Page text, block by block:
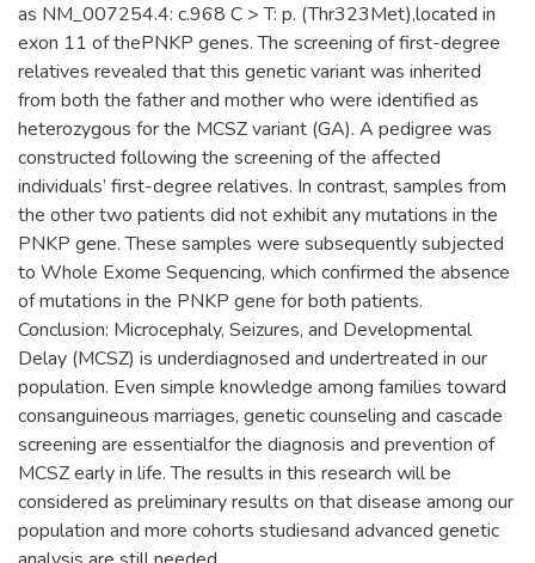
as NM_007254.4: c.968 C > T: p. (Thr323Met),located in
exon 11 of thePNKP genes. The screening of first-degree
relatives revealed that this genetic variant was inherited
from both the father and mother who were identified as
heterozygous for the MCSZ variant (GA). A pedigree was
constructed following the screening of the affected
individuals’ first-degree relatives. In contrast, samples from
the other two patients did not exhibit any mutations in the
PNKP gene. These samples were subsequently subjected
to Whole Exome Sequencing, which confirmed the absence
of mutations in the PNKP gene for both patients.
Conclusion: Microcephaly, Seizures, and Developmental
Delay (MCSZ) is underdiagnosed and undertreated in our
population. Even simple knowledge among families toward
consanguineous marriages, genetic counseling and cascade
screening are essentialfor the diagnosis and prevention of
MCSZ early in life. The results in this research will be
considered as preliminary results on that disease among our
population and more cohorts studiesand advanced genetic